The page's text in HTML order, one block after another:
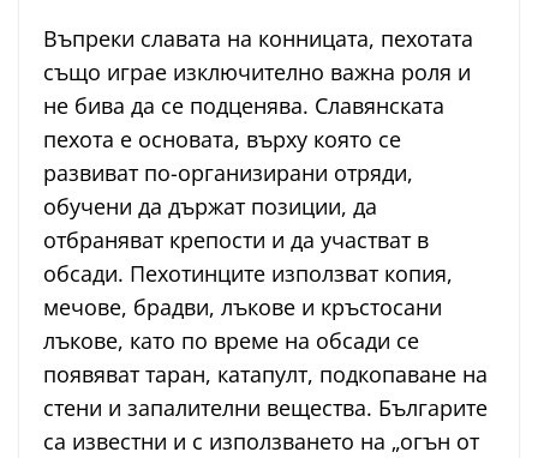
Въпреки славата на конницата, пехотата
също играе изключително важна роля и
не бива да се подценява. Славянската
пехота е основата, върху която се
развиват по-организирани отряди,
обучени да държат позиции, да
отбраняват крепости и да участват в
обсади. Пехотинците използват копия,
мечове, брадви, лъкове и кръстосани
лъкове, като по време на обсади се
появяват таран, катапулт, подкопаване на
стени и запалителни вещества. Българите
са известни и с използването на „огън от